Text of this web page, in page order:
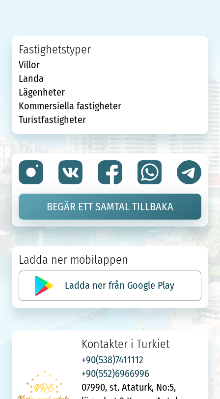
Kontakter i Turkiet
+90(538)7411112
+90(552)6966996
07990, st. Ataturk, No:5,
Ladda ner mobilappen
Ladda ner från Google Play
Fastighetstyper
Villor
Landa
Lägenheter
Kommersiella fastigheter
Turistfastigheter
BEGÄR ETT SAMTAL TILLBAKA